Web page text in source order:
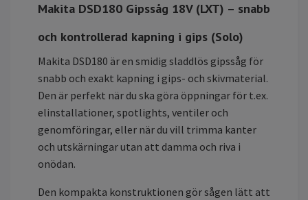
Makita DSD180 Gipssåg 18V (LXT) – snabb
och kontrollerad kapning i gips (Solo)
Makita DSD180 är en smidig sladdlös gipssåg för
snabb och exakt kapning i gips- och skivmaterial.
Den är perfekt när du ska göra öppningar för t.ex.
elinstallationer, spotlights, ventiler och
genomföringar, eller när du vill trimma kanter
och utskärningar utan att damma och riva i
onödan.
Den kompakta konstruktionen gör sågen lätt att